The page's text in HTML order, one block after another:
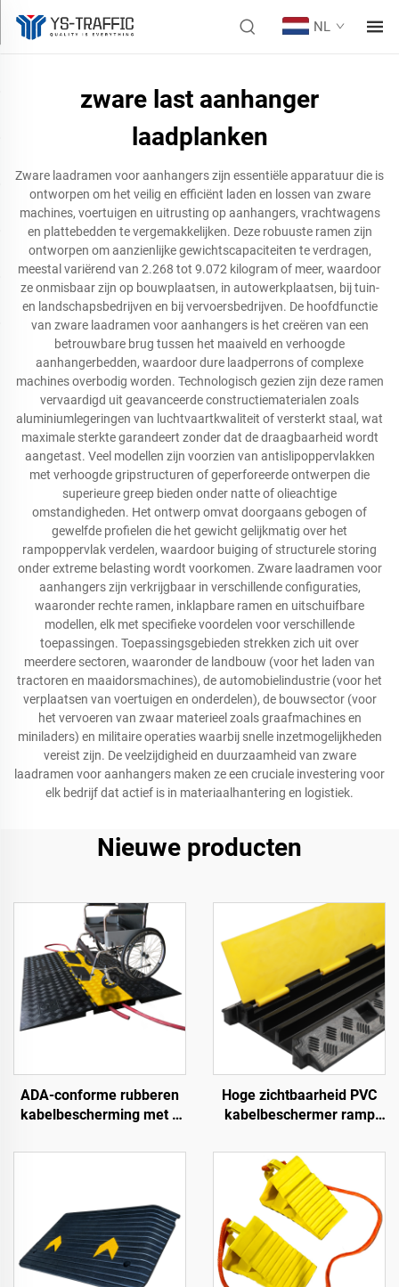
NL
zware last aanhanger
laadplanken
Zware laadramen voor aanhangers zijn essentiële apparatuur die is
ontworpen om het veilig en efficiënt laden en lossen van zware
machines, voertuigen en uitrusting op aanhangers, vrachtwagens
en plattebedden te vergemakkelijken. Deze robuuste ramen zijn
ontworpen om aanzienlijke gewichtscapaciteiten te verdragen,
meestal variërend van 2.268 tot 9.072 kilogram of meer, waardoor
ze onmisbaar zijn op bouwplaatsen, in autowerkplaatsen, bij tuin-
en landschapsbedrijven en bij vervoersbedrijven. De hoofdfunctie
van zware laadramen voor aanhangers is het creëren van een
betrouwbare brug tussen het maaiveld en verhoogde
aanhangerbedden, waardoor dure laadperrons of complexe
machines overbodig worden. Technologisch gezien zijn deze ramen
vervaardigd uit geavanceerde constructiematerialen zoals
aluminiumlegeringen van luchtvaartkwaliteit of versterkt staal, wat
maximale sterkte garandeert zonder dat de draagbaarheid wordt
aangetast. Veel modellen zijn voorzien van antislipoppervlakken
met verhoogde gripstructuren of geperforeerde ontwerpen die
superieure greep bieden onder natte of olieachtige
omstandigheden. Het ontwerp omvat doorgaans gebogen of
gewelfde profielen die het gewicht gelijkmatig over het
rampoppervlak verdelen, waardoor buiging of structurele storing
onder extreme belasting wordt voorkomen. Zware laadramen voor
aanhangers zijn verkrijgbaar in verschillende configuraties,
waaronder rechte ramen, inklapbare ramen en uitschuifbare
modellen, elk met specifieke voordelen voor verschillende
toepassingen. Toepassingsgebieden strekken zich uit over
meerdere sectoren, waaronder de landbouw (voor het laden van
tractoren en maaidorsmachines), de automobielindustrie (voor het
verplaatsen van voertuigen en onderdelen), de bouwsector (voor
het vervoeren van zwaar materieel zoals graafmachines en
miniladers) en militaire operaties waarbij snelle inzetmogelijkheden
vereist zijn. De veelzijdigheid en duurzaamheid van zware
laadramen voor aanhangers maken ze een cruciale investering voor
elk bedrijf dat actief is in materiaalhantering en logistiek.
Nieuwe producten
ADA-conforme rubberen
kabelbescherming met 5
rolstoeltoegankelijke
evenementen
Hoge zichtbaarheid PVC
kabelbeschermer ramp
rubberen basis met
transparante
kabelafdekking voor
betere zichtbaarheid